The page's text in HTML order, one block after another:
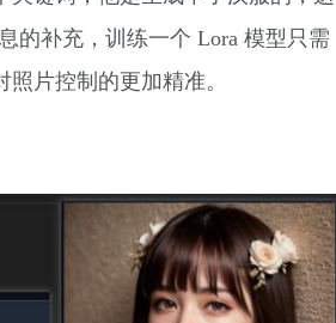
的补充，训练一个 Lora 模型只需
片控制的更加精准。